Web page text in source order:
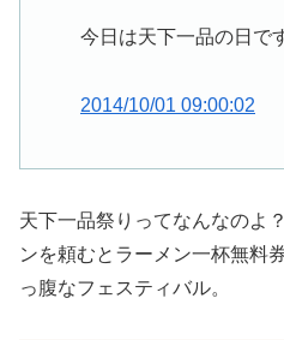
今日は天下一品の日で
2014/10/01 09:00:02
天下一品祭りってなんなのよ
ンを頼むとラーメン一杯無料
っ腹なフェスティバル。